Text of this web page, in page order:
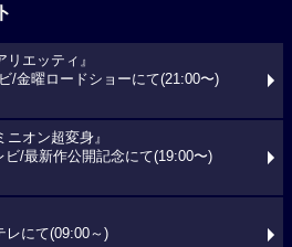
リエッティ』
/金曜ロードショーにて(21:00〜)
ニオン超変身』
ビ/最新作公開記念にて(19:00〜)
レにて(09:00～)